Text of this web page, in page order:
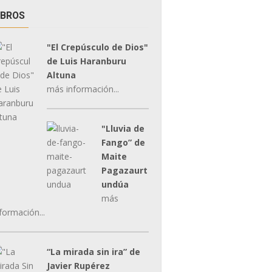
"El Crepúsculo de Dios"
de Luis Haranburu
Altuna
más información...
"Lluvia de
Fango” de
Maite
Pagazaurt
undúa
más
“La mirada sin ira” de
Javier Rupérez